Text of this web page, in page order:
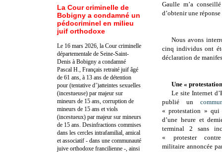
Gaulle m’a
d’obtenir une réponse
Nous avons
cinq individus ont
déclaration de
Une «
Le site Internet
publié un
« protestation »
d’une heure et
terminal 2 sans
« protester
militaire annoncée
La Cour criminelle de
Bobigny a condamné un
pédocriminel en milieu
juif orthodoxe
Le 16 mars 2026, la Cour criminelle
départementale de Seine-Saint-
Denis à Bobigny a condamné
Pascal H., Français retraité juif âgé
de 61 ans, à 13 ans de détention
pour (tentative d’)atteintes sexuelles
(incestueuse) par majeur sur
mineurs de 15 ans, corruption de
mineurs de 15 ans et viols
(incestueux) par majeur sur mineurs
de 15 ans. Desinfractions commises
dans les cercles intrafamilial, amical
et associatif - dans une communauté
juive orthodoxe francilienne -, ainsi